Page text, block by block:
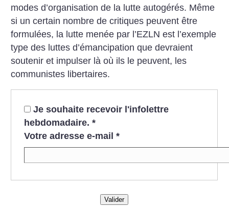
modes d’organisation de la lutte autogérés. Même
si un certain nombre de critiques peuvent être
formulées, la lutte menée par l’EZLN est l’exemple
type des luttes d’émancipation que devraient
soutenir et impulser là où ils le peuvent, les
communistes libertaires.
Je souhaite recevoir l'infolettre
hebdomadaire. *
Votre adresse e-mail *
Valider